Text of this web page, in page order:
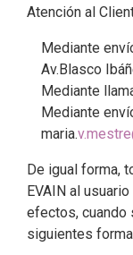
Atención al
Mediante
Av.Blasco
Mediante
Mediante
maria.
De igual forma,
EVAIN al
efectos, cuando
siguientes